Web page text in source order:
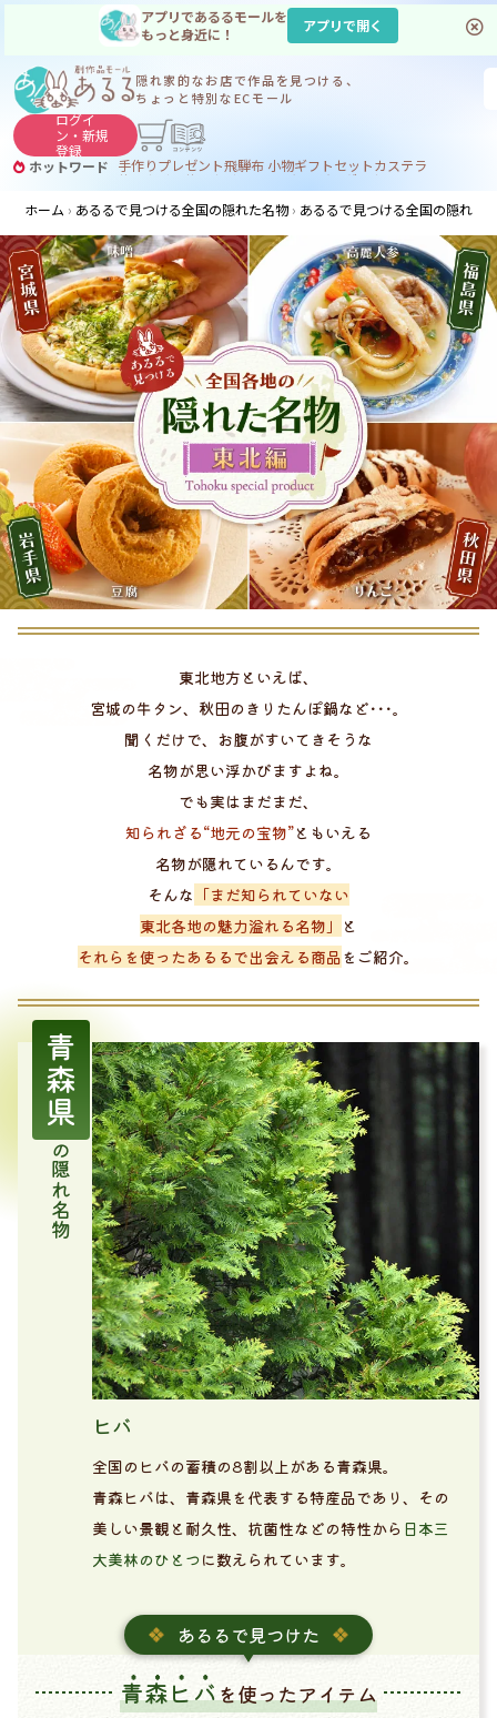
アプリであるるモールを
もっと身近に！
アプリで開く
隠れ家的なお店で作品を見つける、
ちょっと特別なECモール
ログイ
ン・新規
登録
ホットワード 手作りプレゼント飛騨布 小物ギフトセットカステラ
サヌカイト コーヒー
ジンギスカン
ホーム
あるるで見つける全国の隠れた名物 あるるで見つける全国の隠れた
東北地方といえば、
宮城の牛タン、秋田のきりたんぽ鍋など･･･。
聞くだけで、お腹がすいてきそうな
名物が思い浮かびますよね。
でも実はまだまだ、
知られざる“地元の宝物”ともいえる
名物が隠れているんです。
そんな 「まだ知られていない
東北各地の魅力溢れる名物」 と
それらを使ったあるるで出会える商品をご紹介。
青森県
の隠れ名物
ヒバ
全国のヒバの蓄積の8割以上がある青森県。
青森ヒバは、青森県を代表する特産品であり、その
美しい景観と耐久性、抗菌性などの特性から 日本三
大美林のひとつに数えられています。
あるるで見つけた
青森ヒバを使ったアイテム